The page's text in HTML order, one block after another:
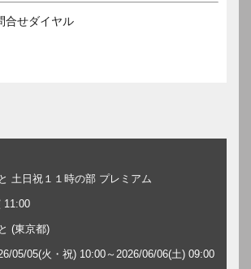
合せダイヤル
土日祝１１時の部 プレミアム
11:00
(東京都)
05/05(火・祝) 10:00～2026/06/06(土) 09:00